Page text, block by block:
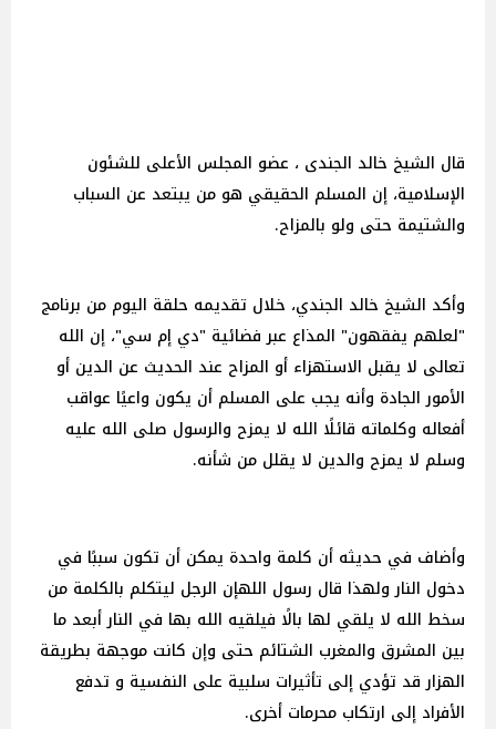
قال الشيخ خالد الجندى ، عضو المجلس الأعلى للشئون
الإسلامية، إن المسلم الحقيقي هو من يبتعد عن السباب
والشتيمة حتى ولو بالمزاح.
وأكد الشيخ خالد الجندي، خلال تقديمه حلقة اليوم من برنامج
"لعلهم يفقهون" المذاع عبر فضائية "دي إم سي"، إن الله
تعالى لا يقبل الاستهزاء أو المزاح عند الحديث عن الدين أو
الأمور الجادة وأنه يجب على المسلم أن يكون واعيًا عواقب
أفعاله وكلماته قائلًا الله لا يمزح والرسول صلى الله عليه
وسلم لا يمزح والدين لا يقلل من شأنه.
وأضاف في حديثه أن كلمة واحدة يمكن أن تكون سببًا في
دخول النار ولهذا قال رسول اللهإن الرجل ليتكلم بالكلمة من
سخط الله لا يلقي لها بالًا فيلقيه الله بها في النار أبعد ما
بين المشرق والمغرب الشتائم حتى وإن كانت موجهة بطريقة
الهزار قد تؤدي إلى تأثيرات سلبية على النفسية و تدفع
الأفراد إلى ارتكاب محرمات أخرى.